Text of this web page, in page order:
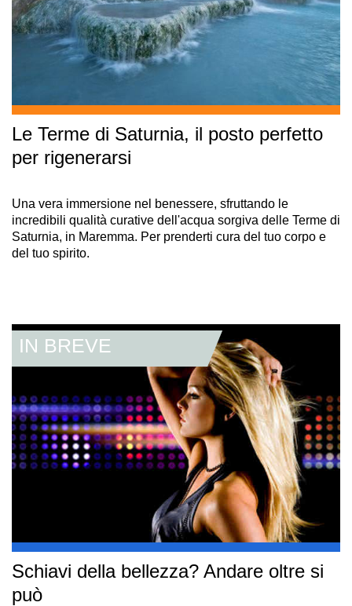
Le Terme di Saturnia, il posto perfetto
per rigenerarsi
Una vera immersione nel benessere, sfruttando le
incredibili qualità curative dell'acqua sorgiva delle Terme di
Saturnia, in Maremma. Per prenderti cura del tuo corpo e
del tuo spirito.
Schiavi della bellezza? Andare oltre si
può